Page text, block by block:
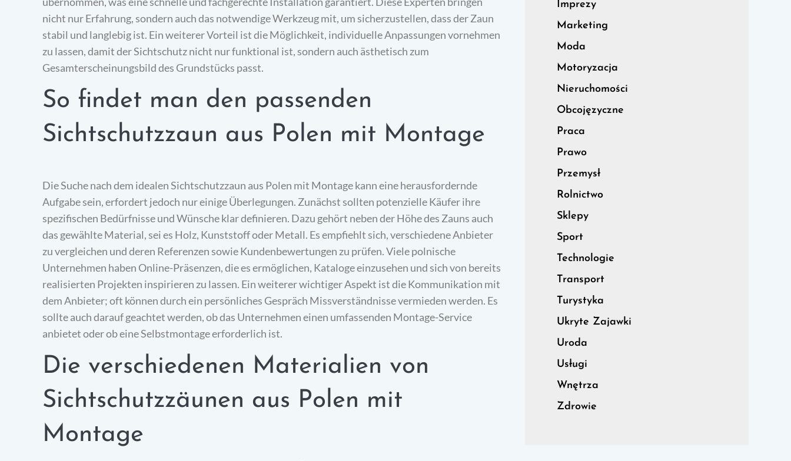
nicht nur Erfahrung, sondern auch das notwendige Werkzeug mit, um sicherzustellen, dass der Zaun
stabil und langlebig ist. Ein weiterer Vorteil ist die Möglichkeit, individuelle Anpassungen vornehmen
zu lassen, damit der Sichtschutz nicht nur funktional ist, sondern auch ästhetisch zum
Gesamterscheinungsbild des Grundstücks passt.
So findet man den passenden
Sichtschutzzaun aus Polen mit Montage
Die Suche nach dem idealen Sichtschutzzaun aus Polen mit Montage kann eine herausfordernde
Aufgabe sein, erfordert jedoch nur einige Überlegungen. Zunächst sollten potenzielle Käufer ihre
spezifischen Bedürfnisse und Wünsche klar definieren. Dazu gehört neben der Höhe des Zauns auch
das gewählte Material, sei es Holz, Kunststoff oder Metall. Es empfiehlt sich, verschiedene Anbieter
zu vergleichen und deren Referenzen sowie Kundenbewertungen zu prüfen. Viele polnische
Unternehmen haben Online-Präsenzen, die es ermöglichen, Kataloge einzusehen und sich von bereits
realisierten Projekten inspirieren zu lassen. Ein weiterer wichtiger Aspekt ist die Kommunikation mit
dem Anbieter; oft können durch ein persönliches Gespräch Missverständnisse vermieden werden. Es
sollte auch darauf geachtet werden, ob das Unternehmen einen umfassenden Montage-Service
anbietet oder ob eine Selbstmontage erforderlich ist.
Die verschiedenen Materialien von
Sichtschutzzäunen aus Polen mit
Montage
Imprezy
Marketing
Moda
Motoryzacja
Nieruchomości
Obcojęzyczne
Praca
Prawo
Przemysł
Rolnictwo
Sklepy
Sport
Technologie
Transport
Turystyka
Ukryte Zajawki
Uroda
Usługi
Wnętrza
Zdrowie